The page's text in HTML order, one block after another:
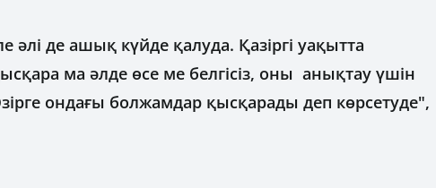
әлі де ашық күйде қалуда. Қазіргі уақытта
ма әлде өсе ме белгісіз, оны анықтау үшін
ондағы болжамдар қысқарады деп көрсетуде",